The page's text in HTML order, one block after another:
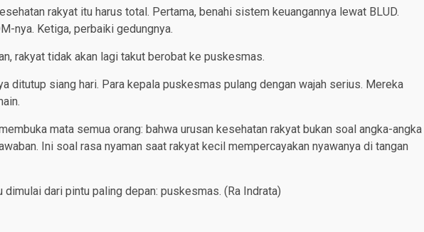
rakyat itu harus total. Pertama, benahi sistem keuangannya lewat BLUD.
nya. Ketiga, perbaiki gedungnya.
rakyat tidak akan lagi takut berobat ke puskesmas.
ditutup siang hari. Para kepala puskesmas pulang dengan wajah serius. Mereka
mata semua orang: bahwa urusan kesehatan rakyat bukan soal angka-angka
Ini soal rasa nyaman saat rakyat kecil mempercayakan nyawanya di tangan
dimulai dari pintu paling depan: puskesmas. (Ra Indrata)